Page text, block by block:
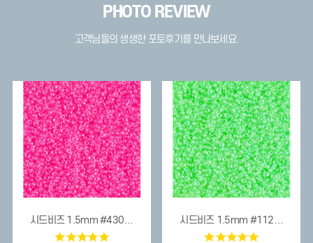
PHOTO REVIEW
고객님들의 생생한 포토후기를 만나보세요.
시드비즈 1.5mm #430… 시드비즈 1.5mm #112…